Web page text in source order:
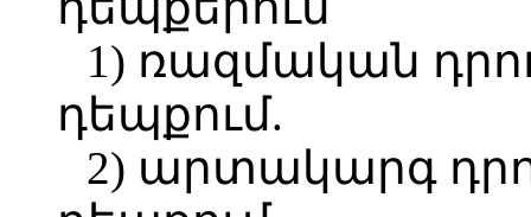
1) ռազմական
դեպքում.
2) արտակարգ